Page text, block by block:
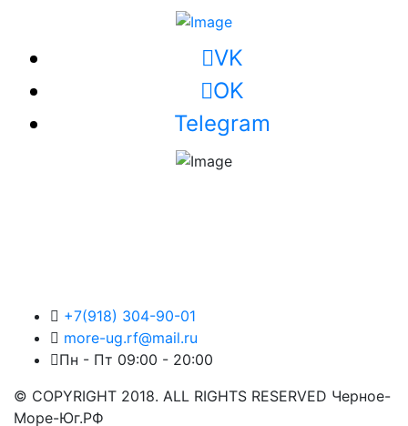
VK
OK
Telegram
+7(918) 304-90-01
more-ug.rf@mail.ru
Пн - Пт 09:00 - 20:00
© COPYRIGHT 2018. ALL RIGHTS RESERVED Черное-
Море-Юг.РФ